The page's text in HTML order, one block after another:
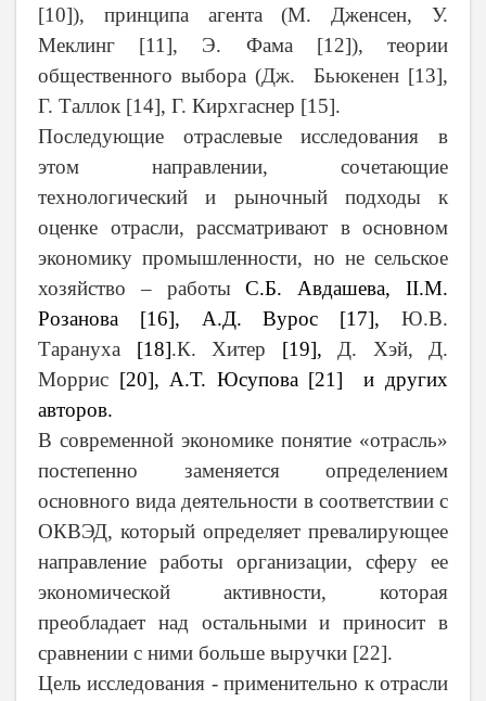
[10]), принципа агента (М. Дженсен, У.
Меклинг [11], Э. Фама [12]), теории
общественного выбора (Дж. Бьюкенен [13],
Г. Таллок [14], Г. Кирхгаснер [15].
Последующие отраслевые исследования в
этом направлении, сочетающие
технологический и рыночный подходы к
оценке отрасли, рассматривают в основном
экономику промышленности, но не сельское
хозяйство – работыС.Б. Авдашева, II.М.
Розанова [16], А.Д. Вурос [17], Ю.В.
Тарануха [18].К. Хитер [19], Д. Хэй, Д.
Моррис [20], А.Т. Юсупова [21] и других
авторов.
В современной экономике понятие «отрасль»
постепенно заменяется определением
основного вида деятельности в соответствии с
ОКВЭД, который определяет превалирующее
направление работы организации, сферу ее
экономической активности, которая
преобладает над остальными и приносит в
сравнении с ними больше выручки [22].
Цель исследования - применительно к отрасли